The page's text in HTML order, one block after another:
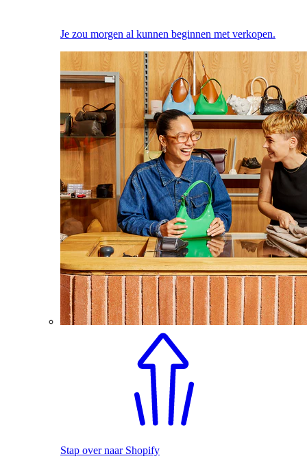
Je zou morgen al kunnen beginnen met verkopen.
Stap over naar Shopify